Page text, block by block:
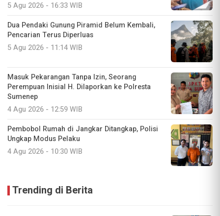
5 Agu 2026 - 16:33 WIB
Dua Pendaki Gunung Piramid Belum Kembali,
Pencarian Terus Diperluas
5 Agu 2026 - 11:14 WIB
Masuk Pekarangan Tanpa Izin, Seorang
Perempuan Inisial H. Dilaporkan ke Polresta
Sumenep
4 Agu 2026 - 12:59 WIB
Pembobol Rumah di Jangkar Ditangkap, Polisi
Ungkap Modus Pelaku
4 Agu 2026 - 10:30 WIB
Trending di Berita